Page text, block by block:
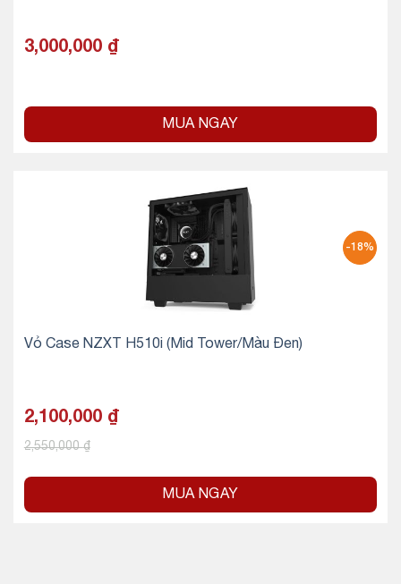
3,000,000 ₫
MUA NGAY
-18%
Vỏ Case NZXT H510i (Mid Tower/Màu Đen)
2,100,000 ₫
2,550,000₫
MUA NGAY